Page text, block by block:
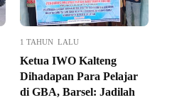
1 TAHUN LALU
Ketua IWO Kalteng
Dihadapan Para Pelajar
di GBA, Barsel: Jadilah